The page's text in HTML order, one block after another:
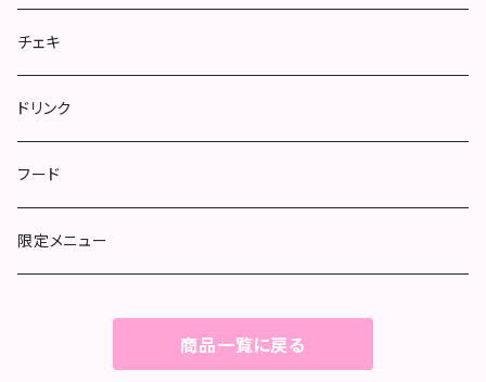
チェキ
ドリンク
フード
限定メニュー
商品一覧に戻る